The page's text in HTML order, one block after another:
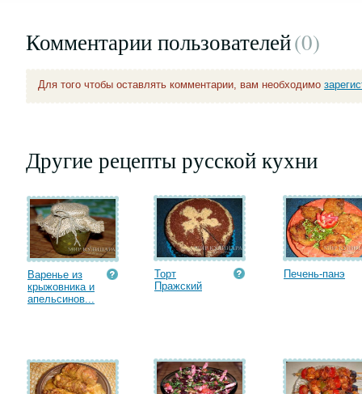
Комментарии пользователей(0)
Для того чтобы оставлять комментарии, вам необходимо
Другие рецепты русской кухни
Варенье из
крыжовника и
апельсинов...
Торт
Пражский
Печень-панэ